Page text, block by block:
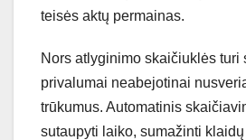
teisės aktų permainas.
Nors atlyginimo skaičiuklės turi
privalumai neabejotinai
trūkumus. Automatinis
sutaupyti laiko, sumažinti